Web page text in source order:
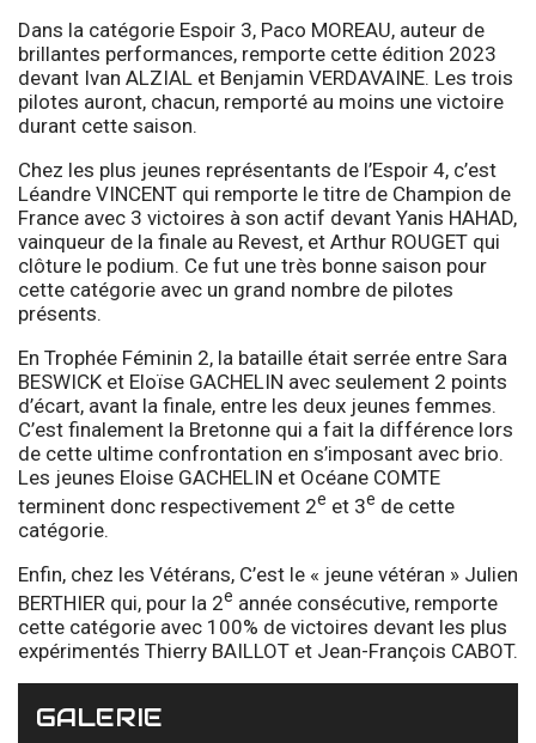
Dans la catégorie Espoir 3, Paco MOREAU, auteur de
brillantes performances, remporte cette édition 2023
devant Ivan ALZIAL et Benjamin VERDAVAINE. Les trois
pilotes auront, chacun, remporté au moins une victoire
durant cette saison.
Chez les plus jeunes représentants de l’Espoir 4, c’est
Léandre VINCENT qui remporte le titre de Champion de
France avec 3 victoires à son actif devant Yanis HAHAD,
vainqueur de la finale au Revest, et Arthur ROUGET qui
clôture le podium. Ce fut une très bonne saison pour
cette catégorie avec un grand nombre de pilotes
présents.
En Trophée Féminin 2, la bataille était serrée entre Sara
BESWICK et Eloïse GACHELIN avec seulement 2 points
d’écart, avant la finale, entre les deux jeunes femmes.
C’est finalement la Bretonne qui a fait la différence lors
de cette ultime confrontation en s’imposant avec brio.
Les jeunes Eloise GACHELIN et Océane COMTE
terminent donc respectivement 2e et 3e de cette
catégorie.
Enfin, chez les Vétérans, C’est le « jeune vétéran » Julien
BERTHIER qui, pour la 2e année consécutive, remporte
cette catégorie avec 100% de victoires devant les plus
expérimentés Thierry BAILLOT et Jean-François CABOT.
GALERIE